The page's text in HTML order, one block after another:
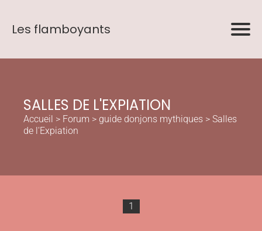
Les flamboyants
SALLES DE L'EXPIATION
Accueil > Forum > guide donjons mythiques > Salles
de l'Expiation
1